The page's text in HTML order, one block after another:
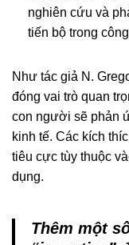
nghiên cứu và
tiến bộ trong
Như tác giả N.
đóng vai trò quan
con người sẽ phản
kinh tế. Các kích
tiêu cực tùy thuộc
dụng.
Thêm một